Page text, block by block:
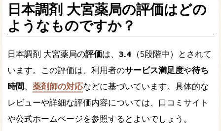
日本調剤 大宮薬局の評価はどの
ようなものですか？
日本調剤 大宮薬局の評価は、 3.4 （5段階中）とされて
います。この評価は、利用者のサービス満足度や待ち
時間 、 薬剤師の対応などに基づいています。具体的な
レビューや詳細な評価内容については、口コミサイト
や公式ホームページを参照するとよいでしょう。